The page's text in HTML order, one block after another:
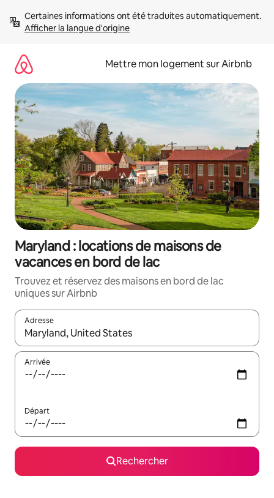
directement
Afficher la langue d'origine
Mettre mon logement sur Airbnb
Maryland : locations de maisons de
vacances en bord de lac
Trouvez et réservez des maisons en bord de lac
uniques sur Airbnb
Adresse
Lorsque les résultats s'affichent, utilisez les flèches vers le
Arrivée
Départ
Rechercher